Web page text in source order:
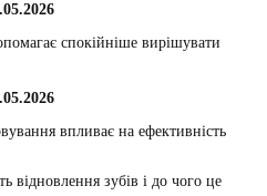
спокійніше вирішувати
впливає на ефективність
відновлення зубів і до чого це